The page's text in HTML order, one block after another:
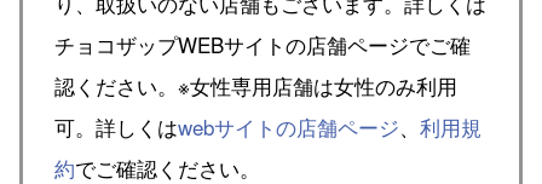
チョコザップWEBサイトの店舗ページでご確
認ください。※女性専用店舗は女性のみ利用
可。詳しくはwebサイトの店舗ページ、 利用規
約でご確認ください。